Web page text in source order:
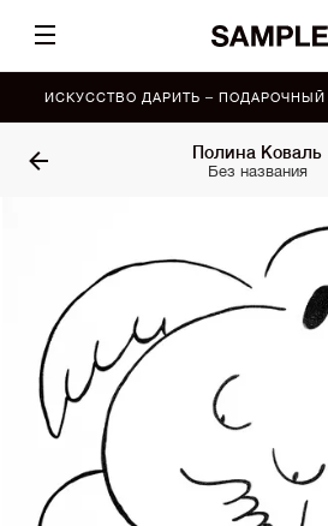
ИСКУССТВО ДАРИТЬ – ПОДАРОЧНЫЙ
Полина Коваль
Без названия